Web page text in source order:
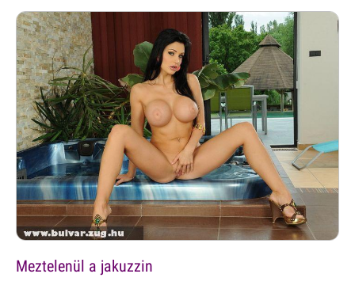
Meztelenül a jakuzzin